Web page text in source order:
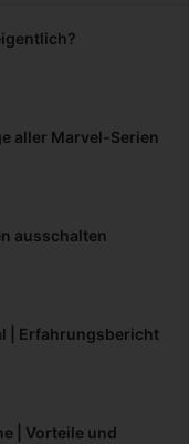
aller Marvel-Serien
ausschalten
| Erfahrungsbericht
| Vorteile und